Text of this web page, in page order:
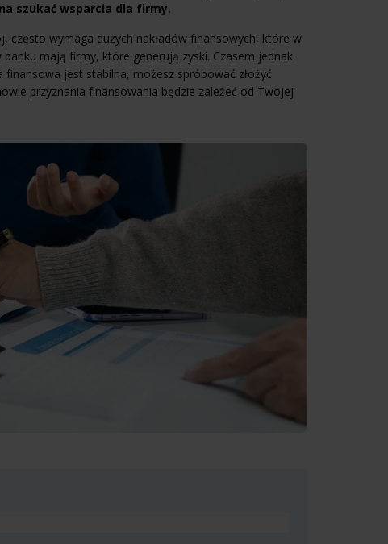
szukać wsparcia dla firmy.
często wymaga dużych nakładów finansowych, które w
mają firmy, które generują zyski. Czasem jednak
finansowa jest stabilna, możesz spróbować złożyć
przyznania finansowania będzie zależeć od Twojej